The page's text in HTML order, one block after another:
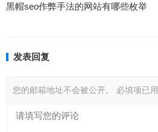
黑帽seo作弊手法的网站有哪些枚举
发表回复
您的邮箱地址不会被公开。 必填项已用